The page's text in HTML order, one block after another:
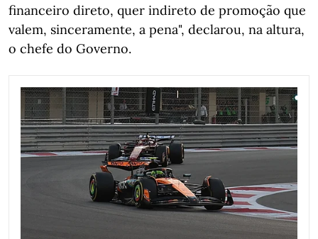
financeiro direto, quer indireto de promoção que
valem, sinceramente, a pena", declarou, na altura,
o chefe do Governo.